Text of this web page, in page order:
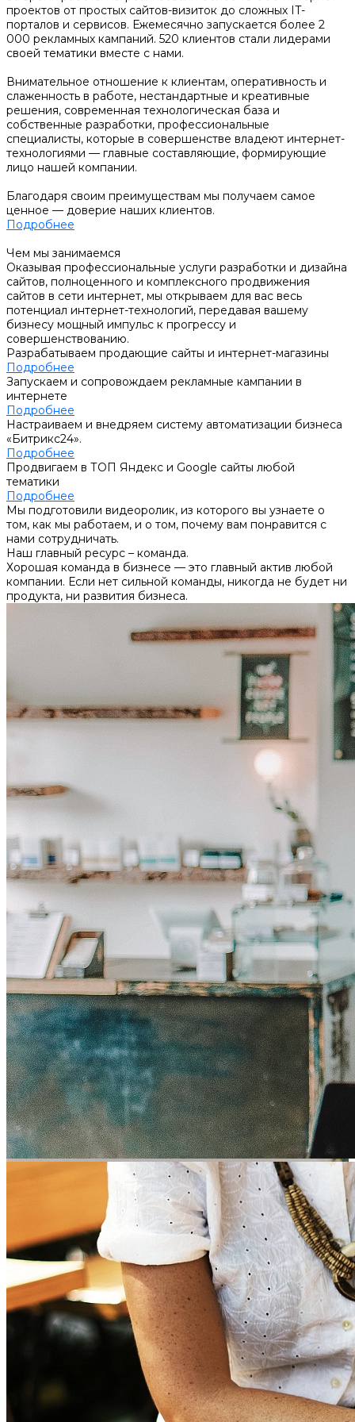
проектов от простых сайтов-визиток до сложных IT-
порталов и сервисов. Ежемесячно запускается более 2
000 рекламных кампаний. 520 клиентов стали лидерами
своей тематики вместе с нами.
Внимательное отношение к клиентам, оперативность и
слаженность в работе, нестандартные и креативные
решения, современная технологическая база и
собственные разработки, профессиональные
специалисты, которые в совершенстве владеют интернет-
технологиями — главные составляющие, формирующие
лицо нашей компании.
Благодаря своим преимуществам мы получаем самое
ценное — доверие наших клиентов.
Подробнее
Чем мы занимаемся
Оказывая профессиональные услуги разработки и дизайна
сайтов, полноценного и комплексного продвижения
сайтов в сети интернет, мы открываем для вас весь
потенциал интернет-технологий, передавая вашему
бизнесу мощный импульс к прогрессу и
совершенствованию.
Разрабатываем продающие сайты и интернет-магазины
Подробнее
Запускаем и сопровождаем рекламные кампании в
интернете
Подробнее
Настраиваем и внедряем систему автоматизации бизнеса
«Битрикс24».
Подробнее
Продвигаем в ТОП Яндекс и Google сайты любой
тематики
Подробнее
Мы подготовили видеоролик, из которого вы узнаете о
том, как мы работаем, и о том, почему вам понравится с
нами сотрудничать.
Наш главный ресурс – команда.
Хорошая команда в бизнесе — это главный актив любой
компании. Если нет сильной команды, никогда не будет ни
продукта, ни развития бизнеса.